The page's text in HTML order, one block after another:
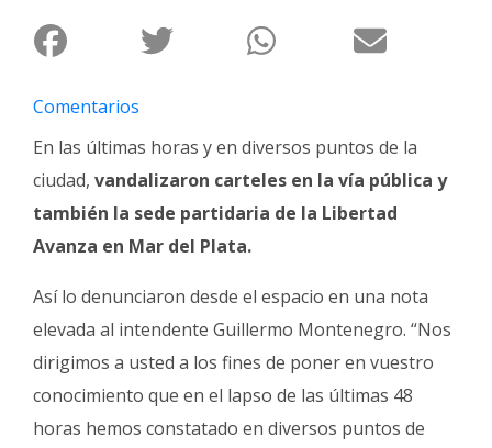
Comentarios
En las últimas horas y en diversos puntos de la
ciudad, vandalizaron carteles en la vía pública y
también la sede partidaria de la Libertad
Avanza en Mar del Plata.
Así lo denunciaron desde el espacio en una nota
elevada al intendente Guillermo Montenegro. “Nos
dirigimos a usted a los fines de poner en vuestro
conocimiento que en el lapso de las últimas 48
horas hemos constatado en diversos puntos de